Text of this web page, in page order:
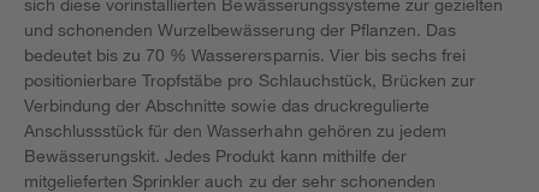
sich diese vorinstallierten Bewässerungssysteme zur gezielten
und schonenden Wurzelbewässerung der Pflanzen. Das
bedeutet bis zu 70 % Wasserersparnis. Vier bis sechs frei
positionierbare Tropfstäbe pro Schlauchstück, Brücken zur
Verbindung der Abschnitte sowie das druckregulierte
Anschlussstück für den Wasserhahn gehören zu jedem
Bewässerungskit. Jedes Produkt kann mithilfe der
mitgelieferten Sprinkler auch zu der sehr schonenden